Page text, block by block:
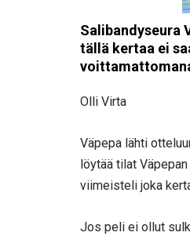
Salibandyseura
tällä kertaa ei
Olli Virta
Väpepa lähti
löytää tilat
viimeisteli joka
Jos peli ei ollut